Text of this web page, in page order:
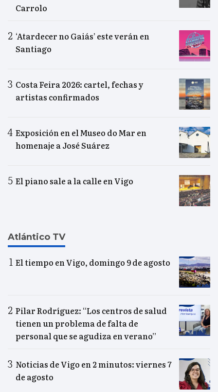
Carrolo
‘Atardecer no Gaiás’ este verán en
Santiago
Costa Feira 2026: cartel, fechas y
artistas confirmados
Exposición en el Museo do Mar en
homenaje a José Suárez
El piano sale a la calle en Vigo
Atlántico TV
El tiempo en Vigo, domingo 9 de agosto
Pilar Rodríguez: “Los centros de salud
tienen un problema de falta de
personal que se agudiza en verano”
Noticias de Vigo en 2 minutos: viernes 7
de agosto